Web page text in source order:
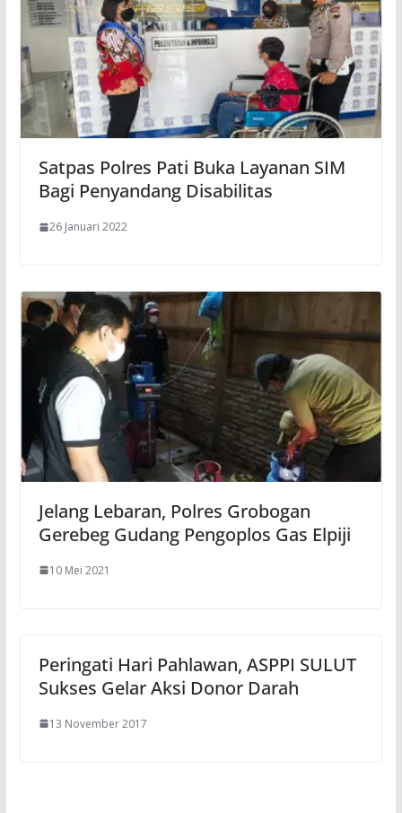
Satpas Polres Pati Buka Layanan SIM
Bagi Penyandang Disabilitas
26 Januari 2022
Jelang Lebaran, Polres Grobogan
Gerebeg Gudang Pengoplos Gas Elpiji
10 Mei 2021
Peringati Hari Pahlawan, ASPPI SULUT
Sukses Gelar Aksi Donor Darah
13 November 2017